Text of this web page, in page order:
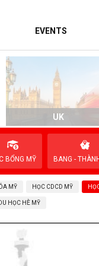
EVENTS
UK
BỔNG MỸ BANG -
MỸ HỌC CDCD MỸ
DU HỌC HÈ MỸ